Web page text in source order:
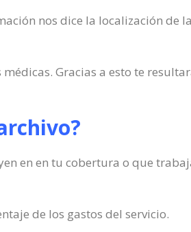
nos dice la localización de
Gracias a esto te
en en tu cobertura o que
de los gastos del servicio.